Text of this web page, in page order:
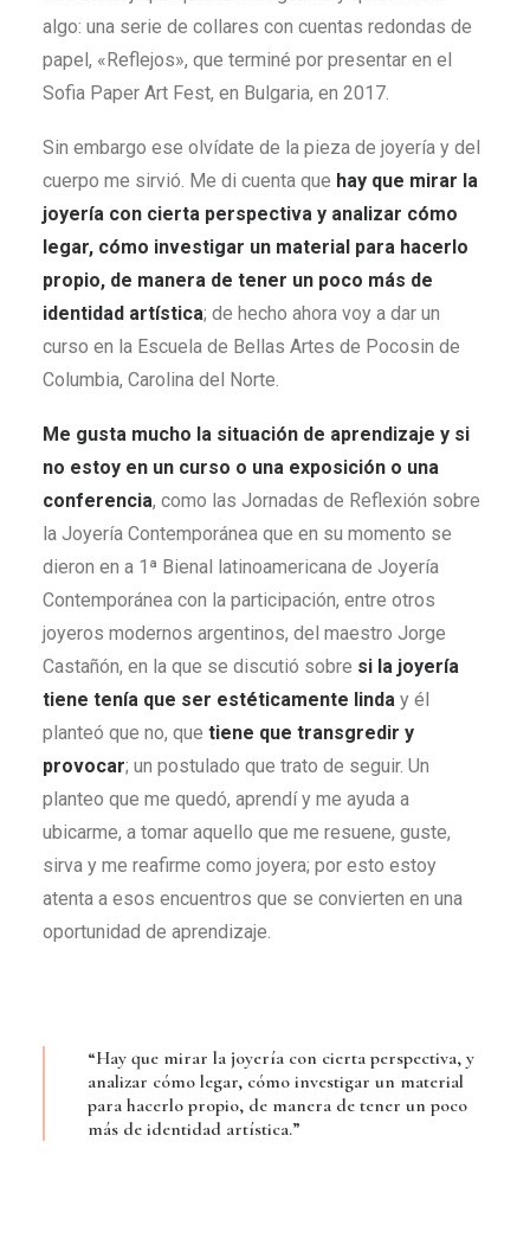
algo: una serie de collares con cuentas redondas de
papel, «Reflejos», que terminé por presentar en el
Sofia Paper Art Fest, en Bulgaria, en 2017.
Sin embargo ese olvídate de la pieza de joyería y del
cuerpo me sirvió. Me di cuenta que hay que mirar la
joyería con cierta perspectiva y analizar cómo
legar, cómo investigar un material para hacerlo
propio, de manera de tener un poco más de
identidad artística; de hecho ahora voy a dar un
curso en la Escuela de Bellas Artes de Pocosin de
Columbia, Carolina del Norte.
Me gusta mucho la situación de aprendizaje y si
no estoy en un curso o una exposición o una
conferencia, como las Jornadas de Reflexión sobre
la Joyería Contemporánea que en su momento se
dieron en a 1ª Bienal latinoamericana de Joyería
Contemporánea con la participación, entre otros
joyeros modernos argentinos, del maestro Jorge
Castañón, en la que se discutió sobre si la joyería
tiene tenía que ser estéticamente linda y él
planteó que no, que tiene que transgredir y
provocar; un postulado que trato de seguir. Un
planteo que me quedó, aprendí y me ayuda a
ubicarme, a tomar aquello que me resuene, guste,
sirva y me reafirme como joyera; por esto estoy
atenta a esos encuentros que se convierten en una
oportunidad de aprendizaje.
“Hay que mirar la joyería con cierta perspectiva, y
analizar cómo legar, cómo investigar un material
para hacerlo propio, de manera de tener un poco
más de identidad artística.”